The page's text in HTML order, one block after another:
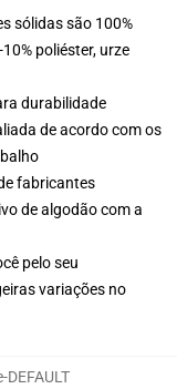
sólidas são 100%
poliéster, urze
durabilidade
de acordo com os
fabricantes
de algodão com a
pelo seu
variações no